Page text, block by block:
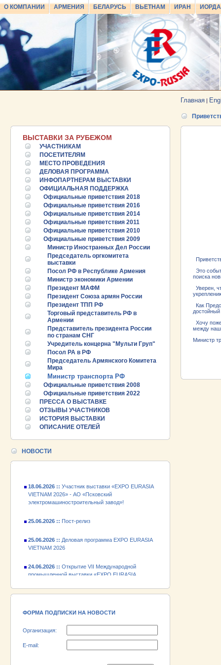
О КОМПАНИИ АРМЕНИЯ БЕЛАРУСЬ ВЬЕТНАМ ИРАН
Главная |
ВЫСТАВКИ ЗА РУБЕЖОМ
УЧАСТНИКАМ
ПОСЕТИТЕЛЯМ
МЕСТО ПРОВЕДЕНИЯ
ДЕЛОВАЯ ПРОГРАММА
ИНФОПАРТНЕРАМ ВЫСТАВКИ
ОФИЦИАЛЬНАЯ ПОДДЕРЖКА
Официальные приветствия 2018
Официальные приветствия 2016
Официальные приветствия 2014
Официальные приветствия 2011
Официальные приветствия 2010
Официальные приветствия 2009
Министр Иностранных Дел России
Председатель оргкомитета
выставки
Посол РФ в Республике Армения
Министр экономики Армении
Президент МАФМ
Президент Союза армян России
Президент ТПП РФ
Торговый представитель РФ в
Армении
Представитель президента России
по странам СНГ
Учредитель концерна "Мульти Груп"
Посол РА в РФ
Председатель Армянского Комитета
Мира
Министр транспорта РФ
Официальные приветствия 2008
Официальные приветствия 2022
ПРЕССА О ВЫСТАВКЕ
ОТЗЫВЫ УЧАСТНИКОВ
ИСТОРИЯ ВЫСТАВКИ
ОПИСАНИЕ ОТЕЛЕЙ
НОВОСТИ
25.06.2026 ::Пост-релиз
25.06.2026 ::Деловая программа EXPO EURASIA
VIETNAM 2026
24.06.2026 ::Открытие VII Международной
промышленной выставки «EXPO EURASIA
VIETNAM 2026» - АО «Псковский
электромашиностроительный завод»!
VIETNAM 2026
промышленной выставки «EXPO EURASIA
VIETNAM 2026»
ФОРМА ПОДПИСКИ НА НОВОСТИ
Организация:
E-mail:
Это
поиска
Уверен,
Как
Хочу
между